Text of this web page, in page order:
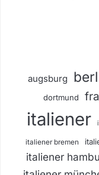
augsburg
dortmund
italiener
italiener bremen
italiener